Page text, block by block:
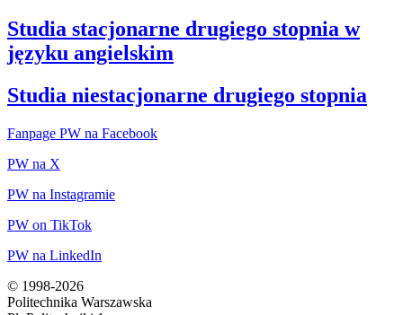
Studia stacjonarne drugiego stopnia w
języku angielskim
Studia niestacjonarne drugiego stopnia
Fanpage PW na Facebook
PW na X
PW na Instagramie
PW on TikTok
PW na LinkedIn
© 1998-2026
Politechnika Warszawska